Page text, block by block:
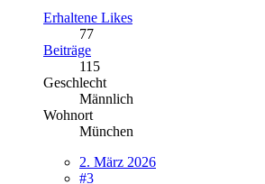
Erhaltene Likes
77
Beiträge
115
Geschlecht
Männlich
Wohnort
München
2. März 2026
#3